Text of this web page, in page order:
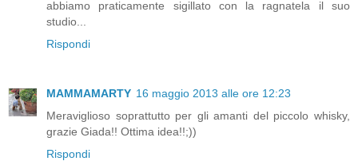
abbiamo praticamente sigillato con la ragnatela il suo
studio...
Rispondi
MAMMAMARTY 16 maggio 2013 alle ore 12:23
Meraviglioso soprattutto per gli amanti del piccolo whisky,
grazie Giada!! Ottima idea!!;))
Rispondi